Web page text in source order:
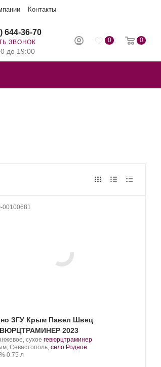
Контакты
0 0
644-36-70
ЗВОНОК
до 19:00
ЗГУ Крым Павел Швец
2023
сухое .
Сорт
гевюрцтраминер.
Севастополь, село Родное
. Объем
0.75 л